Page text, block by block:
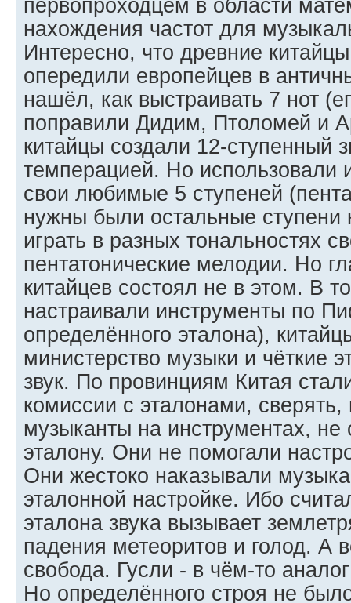
первопроходцем в области
нахождения частот для
Интересно, что древние
опередили европейцев в
нашёл, как выстраивать 7 нот
поправили Дидим, Птоломей и
китайцы создали 12-ступенный
темперацией. Но использовали
свои любимые 5 ступеней
нужны были остальные ступени
играть в разных тональностях
пентатонические мелодии. Но
китайцев состоял не в этом. В
настраивали инструменты по
определённого эталона),
министерство музыки и чёткие
звук. По провинциям Китая
комиссии с эталонами, сверять,
музыканты на инструментах, не
эталону. Они не помогали
Они жестоко наказывали
эталонной настройке. Ибо
эталона звука вызывает
падения метеоритов и голод. А
свобода. Гусли - в чём-то
Но определённого строя не